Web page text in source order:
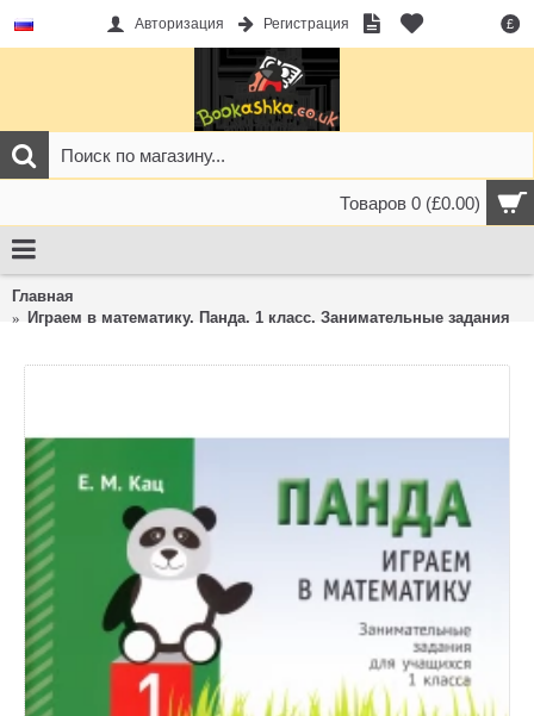
£
Авторизация Регистрация
Товаров 0 (£0.00)
Главная
Играем в математику. Панда. 1 класс. Занимательные задания